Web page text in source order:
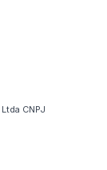
CNPJ